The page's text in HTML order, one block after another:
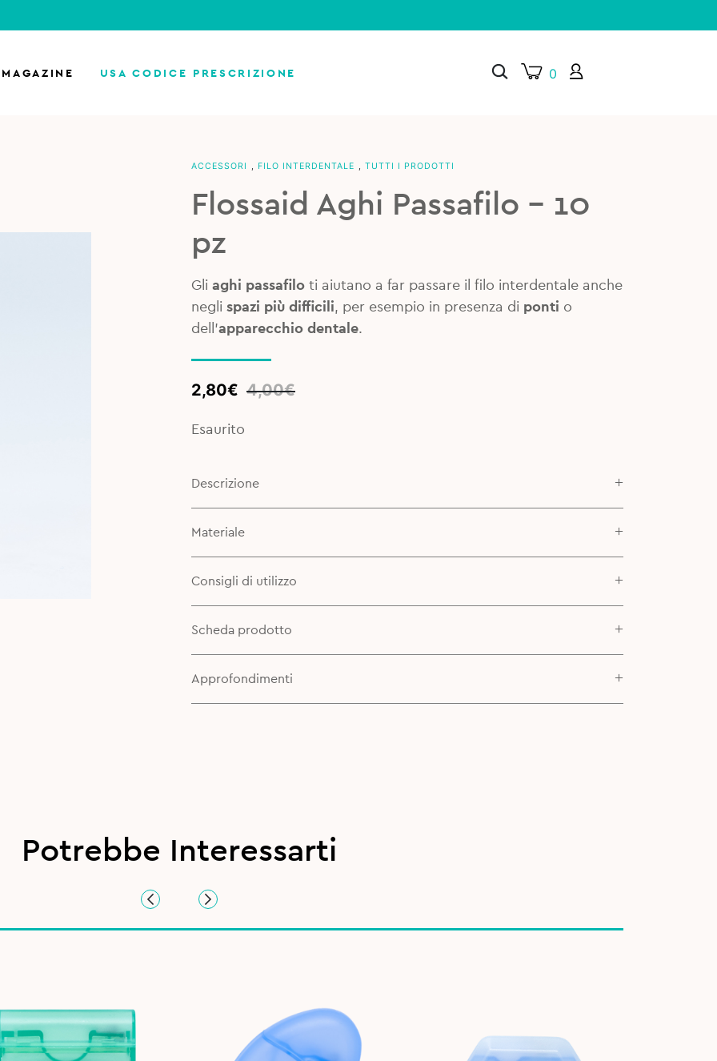
MAGAZINE USA CODICE PRESCRIZIONE 0
ACCESSORI , FILO INTERDENTALE , TUTTI I PRODOTTI
Flossaid Aghi Passafilo – 10
pz
Gli aghi passafiloti aiutano a far passare il filo interdentale anche
negli spazi più difficili, per esempio in presenza di ponti o
dell’apparecchio dentale.
4,00€
Original
was:
2,80€
Current
is:
Esaurito
Descrizione
Materiale
Consigli di utilizzo
Scheda prodotto
Approfondimenti
Potrebbe Interessarti